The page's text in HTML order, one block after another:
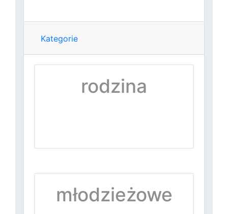
Kategorie
rodzina
młodzieżowe